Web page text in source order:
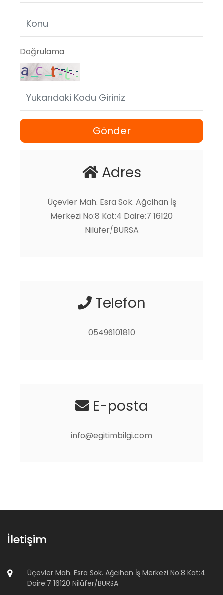
Doğrulama
Gönder
Adres
Üçevler Mah. Esra Sok. Ağcihan İş
Merkezi No:8 Kat:4 Daire:7 16120
Nilüfer/BURSA
Telefon
05496101810
E-posta
info@egitimbilgi.com
İletişim
Üçevler Mah. Esra Sok. Ağcihan İş Merkezi No:8 Kat:4
Daire:7 16120 Nilüfer/BURSA